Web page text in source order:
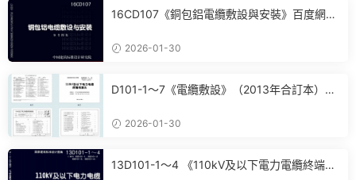
16CD107《銅包鋁電纜敷設與安裝》百度網盤
2026-01-30
D101-1～7《電纜敷設》（2013年合訂本）百
2026-01-30
13D101-1～4 《110kV及以下電力電纜終端和